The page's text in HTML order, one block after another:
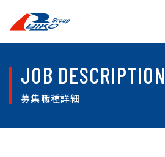
JOB DESCRIPTION
募集職種詳細